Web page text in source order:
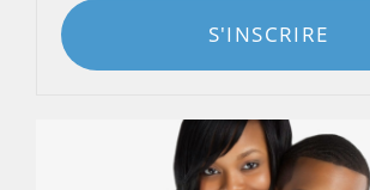
S'INSCRIRE